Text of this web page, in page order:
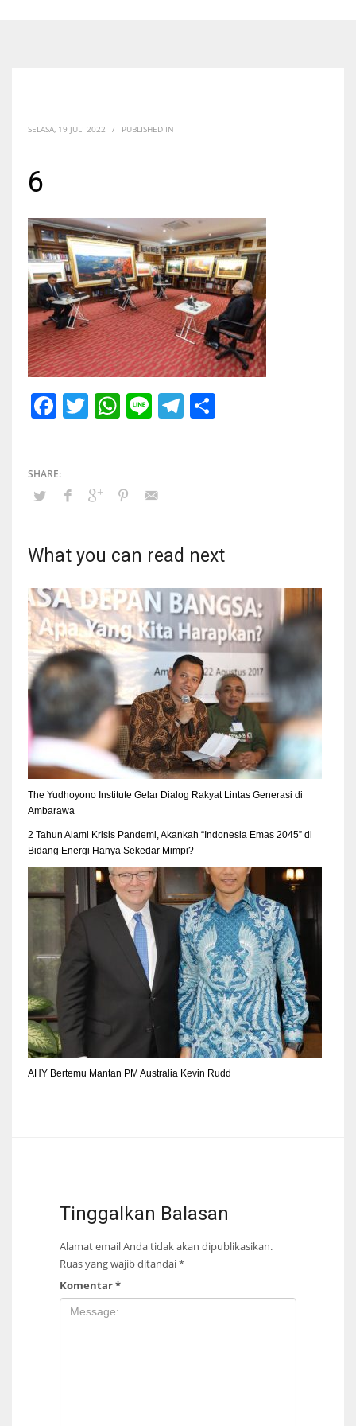
SELASA, 19 JULI 2022 / PUBLISHED IN
6
Facebook
Twitter
WhatsApp
LineTelegram
What you can read next
The Yudhoyono Institute Gelar Dialog Rakyat Lintas Generasi di
Ambarawa
2 Tahun Alami Krisis Pandemi, Akankah “Indonesia Emas 2045” di
Bidang Energi Hanya Sekedar Mimpi?
AHY Bertemu Mantan PM Australia Kevin Rudd
Tinggalkan Balasan
Alamat email Anda tidak akan dipublikasikan.
Ruas yang wajib ditandai*
Komentar*